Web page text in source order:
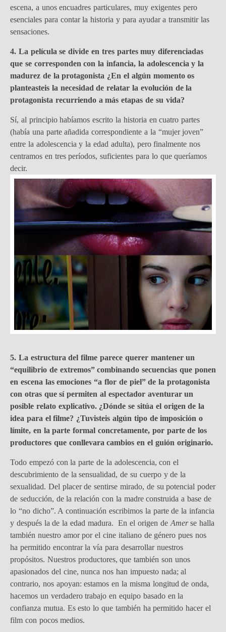
escena, a unos encuadres particulares, muy exigentes pero
esenciales para contar la historia y para ayudar a transmitir las
sensaciones.
4. La película se divide en tres partes muy diferenciadas
que se corresponden con la infancia, la adolescencia y la
madurez de la protagonista ¿En el algún momento os
planteasteis la necesidad de relatar la evolución de la
protagonista recurriendo a más etapas de su vida?
Sí, al principio habíamos escrito la historia en cuatro partes
(había una parte añadida correspondiente a la “mujer joven”
entre la adolescencia y la edad adulta), pero finalmente nos
centramos en tres períodos, suficientes para lo que queríamos
decir.
5. La estructura del filme parece querer mantener un
“equilibrio de extremos” combinando secuencias que ponen
en escena las emociones “a flor de piel” de la protagonista
con otras que sí permiten al espectador aventurar un
posible relato explicativo. ¿Dónde se sitúa el origen de la
idea para el filme? ¿Tuvisteis algún tipo de imposición o
límite, en la parte formal concretamente, por parte de los
productores que conllevara cambios en el guión originario.
Todo empezó con la parte de la adolescencia, con el
descubrimiento de la sensualidad, de su cuerpo y de la
sexualidad. Del placer de sentirse mirado, de su potencial poder
de seducción, de la relación con la madre construida a base de
lo “no dicho”. A continuación escribimos la parte de la infancia
y después la de la edad madura. En el origen de Amerse halla
también nuestro amor por el cine italiano de género pues nos
ha permitido encontrar la vía para desarrollar nuestros
propósitos. Nuestros productores, que también son unos
apasionados del cine, nunca nos han impuesto nada; al
contrario, nos apoyan: estamos en la misma longitud de onda,
hacemos un verdadero trabajo en equipo basado en la
confianza mutua. Es esto lo que también ha permitido hacer el
film con pocos medios.